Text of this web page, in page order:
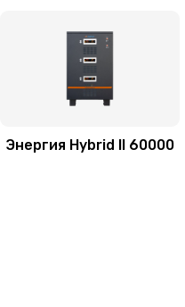
Энергия Hybrid II 60000